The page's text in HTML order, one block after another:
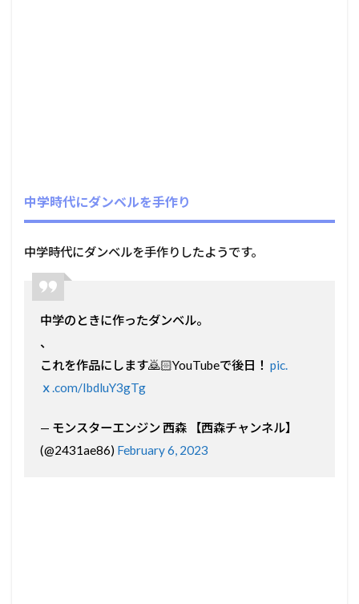
中学時代にダンベルを手作り
中学時代にダンベルを手作りしたようです。
中学のときに作ったダンベル。
、
これを作品にします🙇🏻YouTubeで後日！ pic.
ｘ.com/IbdluY3gTg
— モンスターエンジン 西森 【西森チャンネル】
(@2431ae86) February 6, 2023